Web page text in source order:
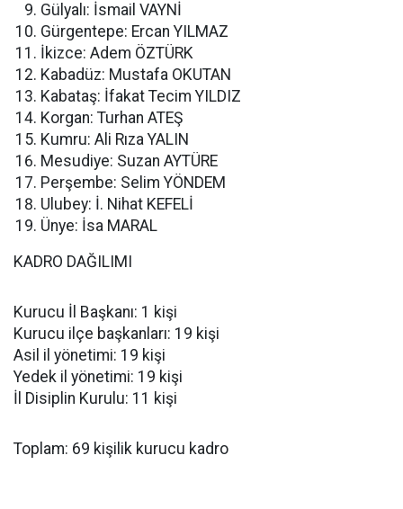
Gülyalı: İsmail VAYNİ
Gürgentepe: Ercan YILMAZ
İkizce: Adem ÖZTÜRK
Kabadüz: Mustafa OKUTAN
Kabataş: İfakat Tecim YILDIZ
Korgan: Turhan ATEŞ
Kumru: Ali Rıza YALIN
Mesudiye: Suzan AYTÜRE
Perşembe: Selim YÖNDEM
Ulubey: İ. Nihat KEFELİ
Ünye: İsa MARAL
KADRO DAĞILIMI
Kurucu İl Başkanı: 1 kişi
Kurucu ilçe başkanları: 19 kişi
Asil il yönetimi: 19 kişi
Yedek il yönetimi: 19 kişi
İl Disiplin Kurulu: 11 kişi
Toplam: 69 kişilik kurucu kadro